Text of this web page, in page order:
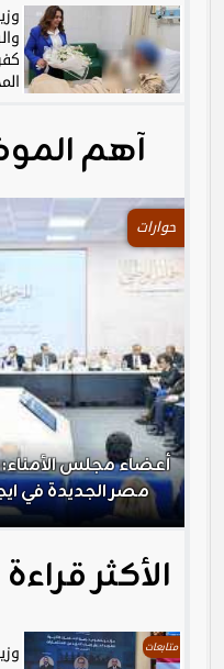
آهم
حوارات
أعضاء مجلس الأمناء:
مصر الجديدة في
الأكثر قراءة
متابعات